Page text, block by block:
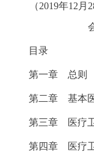
（2019年12
目录
第一章 总则
第二章 基本
第三章 医疗
第四章 医疗